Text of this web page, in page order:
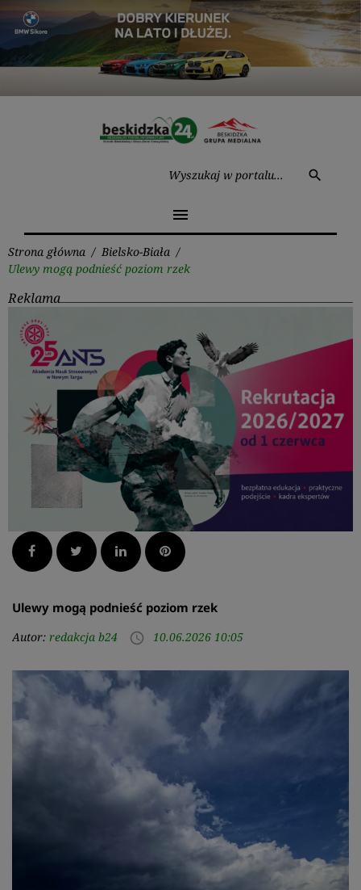
Przejdź
treści
search
menu
Strona główna / Bielsko-Biała /
Ulewy mogą podnieść poziom rzek
Reklama
Facebook Twitter LinkedInPinterest
Ulewy mogą podnieść poziom rzek
Autor: redakcja b24 access_time 10.06.2026 10:05